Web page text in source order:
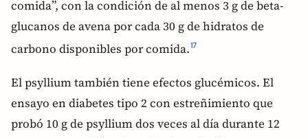
comida”, con la condición de al menos 3 g de beta-
glucanos de avena por cada 30 g de hidratos de
carbono disponibles por comida.17
El psyllium también tiene efectos glucémicos. El
ensayo en diabetes tipo 2 con estreñimiento que
probó 10 g de psyllium dos veces al día durante 12